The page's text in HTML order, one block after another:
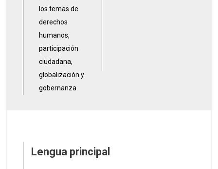
los temas de
derechos
humanos,
participación
ciudadana,
globalización y
gobernanza.
Lengua principal